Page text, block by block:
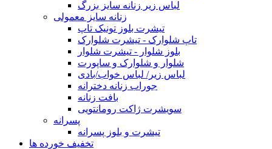
لباس زیر زنانه سایز بزرگ
زنانه سایز معمولی
تیشرت بلوز تونیک تاپ
تاپ شلوارک - تیشرت شلوارک
بلوز شلوار - تیشرت شلوار
شلوار و شلوارک و ساپورت
لباس زیر/ لباس خواب/بادی
جوراب زنانه دخترانه
بافت زنانه
سویشرت ژاکت رومانتویی
پسرانه
تیشرت و بلوز پسرانه
تخفیف خورده ها